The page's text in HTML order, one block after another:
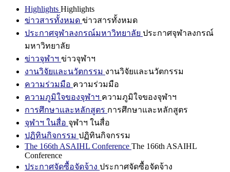
Highlights Highlights
ข่าวสารทั้งหมด ข่าวสารทั้งหมด
ประกาศจุฬาลงกรณ์มหาวิทยาลัย ประกาศจุฬาลงกรณ์
มหาวิทยาลัย
ข่าวจุฬาฯ ข่าวจุฬาฯ
งานวิจัยและนวัตกรรม งานวิจัยและนวัตกรรม
ความร่วมมือ ความร่วมมือ
ความภูมิใจของจุฬาฯ ความภูมิใจของจุฬาฯ
การศึกษาและหลักสูตร การศึกษาและหลักสูตร
จุฬาฯ ในสื่อ จุฬาฯ ในสื่อ
ปฏิทินกิจกรรม ปฏิทินกิจกรรม
The 166th ASAIHL Conference The 166th ASAIHL
Conference
ประกาศจัดซื้อจัดจ้าง ประกาศจัดซื้อจัดจ้าง